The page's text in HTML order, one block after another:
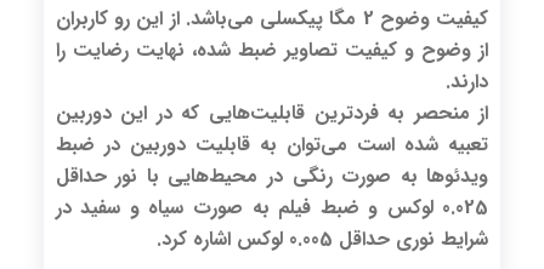
کیفیت وضوح 2 مگا پیکسلی می‌باشد. از این رو کاربران
از وضوح و کیفیت تصاویر ضبط شده، نهایت رضایت را
دارند.
از منحصر به فردترین قابلیت‌هایی که در این دوربین
تعبیه شده است می‌توان به قابلیت دوربین در ضبط
ویدئوها به صورت رنگی در محیط‌هایی با نور حداقل
0.025 لوکس و ضبط فیلم به صورت سیاه و سفید در
شرایط نوری حداقل 0.005 لوکس اشاره کرد.